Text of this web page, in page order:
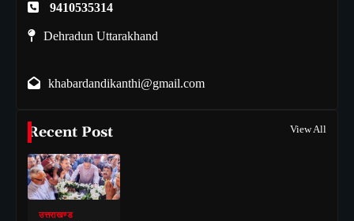
9410535314
Dehradun Uttarakhand
khabardandikanthi@gmail.com
Recent Post View All
उत्तराखण्ड